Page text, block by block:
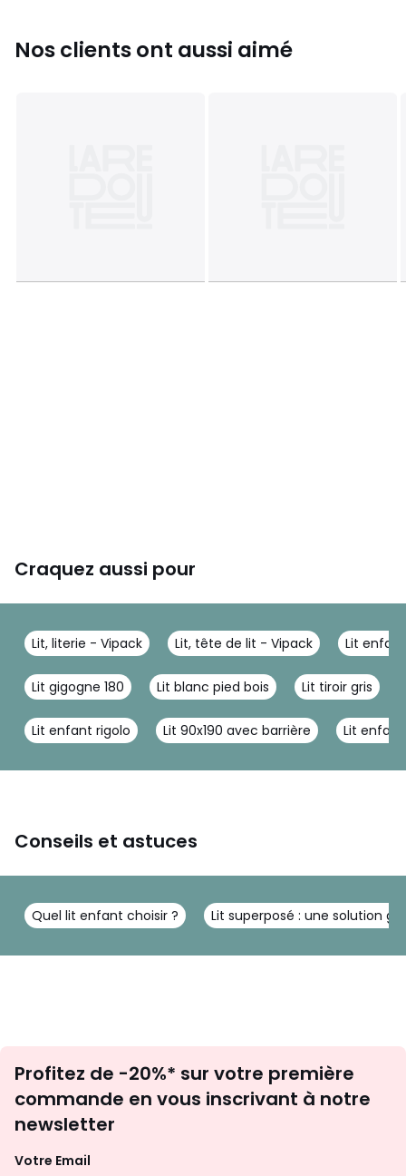
Nos clients ont aussi aimé
Craquez aussi pour
Lit, literie - Vipack Lit, tête de lit - Vipack Lit
Lit gigogne 180 Lit blanc pied bois Lit tiroir gris
Lit enfant rigolo Lit 90x190 avec barrière Lit
Conseils et astuces
Quel lit enfant choisir ? Lit superposé : une solution
newsletter
Profitez de -20%* sur votre première
commande en vous inscrivant à notre
newsletter
Votre Email